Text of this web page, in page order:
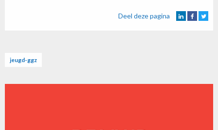
Deel deze pagina
jeugd-ggz